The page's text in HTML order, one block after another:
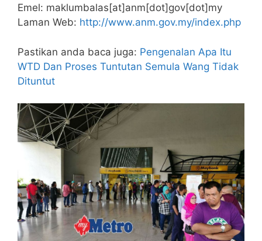
Emel: maklumbalas[at]anm[dot]gov[dot]my
Laman Web: http://www.anm.gov.my/index.php
Pastikan anda baca juga: Pengenalan Apa Itu
WTD Dan Proses Tuntutan Semula Wang Tidak
Dituntut